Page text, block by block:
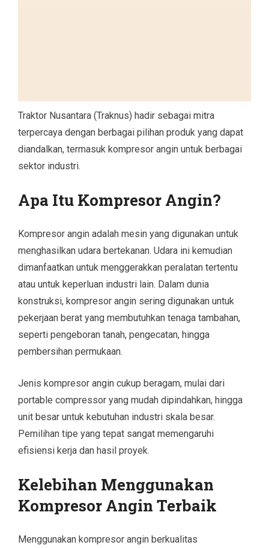
Traktor Nusantara (Traknus) hadir sebagai mitra
terpercaya dengan berbagai pilihan produk yang dapat
diandalkan, termasuk kompresor angin untuk berbagai
sektor industri.
Apa Itu Kompresor Angin?
Kompresor angin adalah mesin yang digunakan untuk
menghasilkan udara bertekanan. Udara ini kemudian
dimanfaatkan untuk menggerakkan peralatan tertentu
atau untuk keperluan industri lain. Dalam dunia
konstruksi, kompresor angin sering digunakan untuk
pekerjaan berat yang membutuhkan tenaga tambahan,
seperti pengeboran tanah, pengecatan, hingga
pembersihan permukaan.
Jenis kompresor angin cukup beragam, mulai dari
portable compressor yang mudah dipindahkan, hingga
unit besar untuk kebutuhan industri skala besar.
Pemilihan tipe yang tepat sangat memengaruhi
efisiensi kerja dan hasil proyek.
Kelebihan Menggunakan
Kompresor Angin Terbaik
Menggunakan kompresor angin berkualitas